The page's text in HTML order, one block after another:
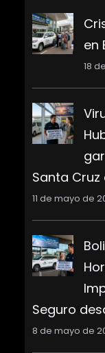
en
18
Santa Cruz
11 de mayo de
Seguro
8 de mayo de